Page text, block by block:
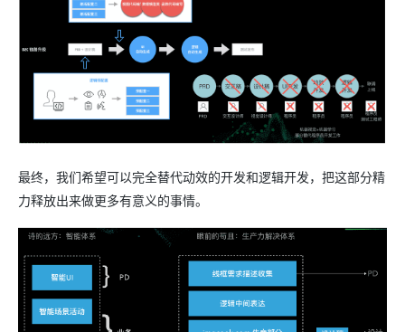
最终，我们希望可以完全替代动效的开发和逻辑开发，把这部分精
力释放出来做更多有意义的事情。